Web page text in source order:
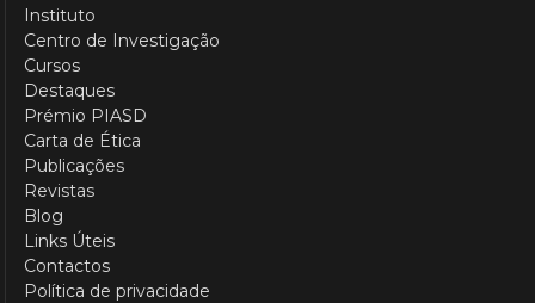
Instituto
Centro de Investigação
Cursos
Destaques
Prémio PIASD
Carta de Ética
Publicações
Revistas
Blog
Links Úteis
Contactos
Política de privacidade